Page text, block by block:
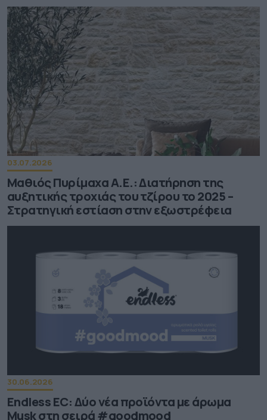
03.07.2026
Μαθιός Πυρίμαχα Α.Ε.: Διατήρηση της
αυξητικής τροχιάς του τζίρου το 2025 –
Στρατηγική εστίαση στην εξωστρέφεια
30.06.2026
Endless EC: Δύο νέα προϊόντα με άρωμα
Musk στη σειρά #goodmood